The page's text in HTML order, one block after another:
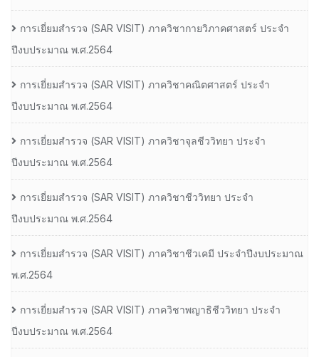
การเยี่ยมสํารวจ (SAR VISIT) ภาควิชากายวิภาคศาสตร์ ประจํา
ปีงบประมาณ พ.ศ.2564
การเยี่ยมสํารวจ (SAR VISIT) ภาควิชาคณิตศาสตร์ ประจํา
ปีงบประมาณ พ.ศ.2564
การเยี่ยมสํารวจ (SAR VISIT) ภาควิชาจุลชีววิทยา ประจํา
ปีงบประมาณ พ.ศ.2564
การเยี่ยมสํารวจ (SAR VISIT) ภาควิชาชีววิทยา ประจํา
ปีงบประมาณ พ.ศ.2564
การเยี่ยมสํารวจ (SAR VISIT) ภาควิชาชีวเคมี ประจําปีงบประมาณ
พ.ศ.2564
การเยี่ยมสํารวจ (SAR VISIT) ภาควิชาพญาธิชีววิทยา ประจํา
ปีงบประมาณ พ.ศ.2564